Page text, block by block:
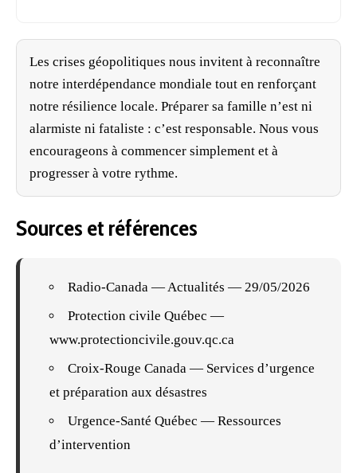
Les crises géopolitiques nous invitent à reconnaître
notre interdépendance mondiale tout en renforçant
notre résilience locale. Préparer sa famille n’est ni
alarmiste ni fataliste : c’est responsable. Nous vous
encourageons à commencer simplement et à
progresser à votre rythme.
Sources et références
Radio-Canada — Actualités — 29/05/2026
Protection civile Québec —
www.protectioncivile.gouv.qc.ca
Croix-Rouge Canada — Services d’urgence
et préparation aux désastres
Urgence-Santé Québec — Ressources
d’intervention